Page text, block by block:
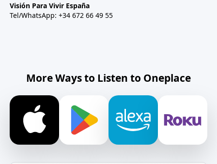
Visión Para Vivir España
Tel/WhatsApp: +34 672 66 49 55
More Ways to Listen to Oneplace